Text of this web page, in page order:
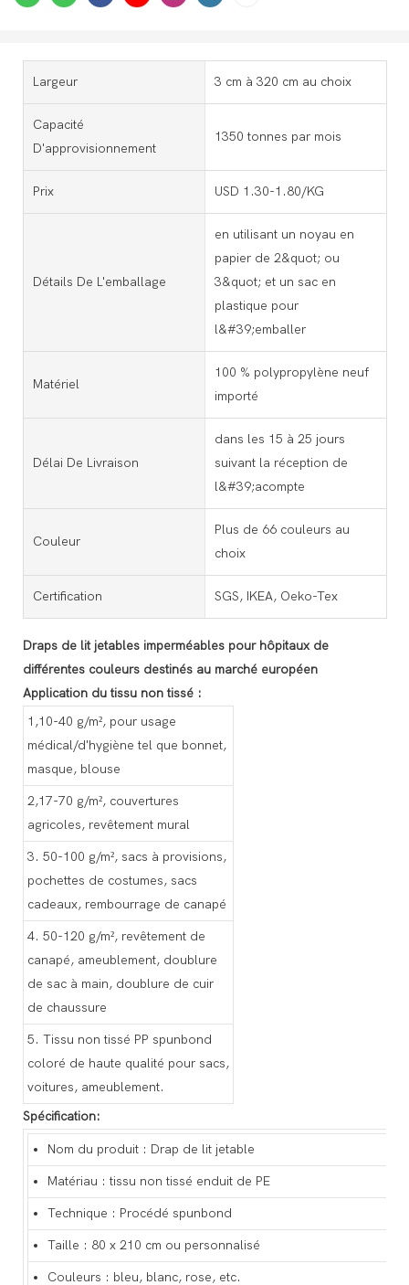
Largeur 3 cm à 320 cm au choix
Capacité
D'approvisionnement
1350 tonnes par mois
Prix USD 1.30-1.80/KG
Détails De L'emballage
en utilisant un noyau en
papier de 2&quot; ou
3&quot; et un sac en
plastique pour
l&#39;emballer
Matériel
100 % polypropylène neuf
importé
Délai De Livraison
dans les 15 à 25 jours
suivant la réception de
l&#39;acompte
Couleur
Plus de 66 couleurs au
choix
Certification SGS, IKEA, Oeko-Tex
Draps de lit jetables imperméables pour hôpitaux de
différentes couleurs destinés au marché européen
Application du tissu non tissé :
1,10-40 g/m², pour usage
médical/d'hygiène tel que bonnet,
masque, blouse
2,17-70 g/m², couvertures
agricoles, revêtement mural
3. 50-100 g/m², sacs à provisions,
pochettes de costumes, sacs
cadeaux, rembourrage de canapé
4. 50-120 g/m², revêtement de
canapé, ameublement, doublure
de sac à main, doublure de cuir
de chaussure
5. Tissu non tissé PP spunbond
coloré de haute qualité pour sacs,
voitures, ameublement.
Spécification:
Nom du produit : Drap de lit jetable
Matériau : tissu non tissé enduit de PE
Technique : Procédé spunbond
Taille : 80 x 210 cm ou personnalisé
Couleurs : bleu, blanc, rose, etc.